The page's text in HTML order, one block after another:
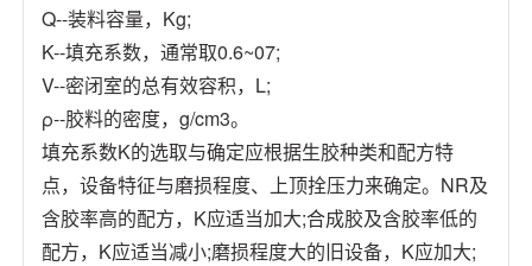
Q--装料容量，Kg;
K--填充系数，通常取0.6~07;
V--密闭室的总有效容积，L;
ρ--胶料的密度，g/cm3。
填充系数K的选取与确定应根据生胶种类和配方特
点，设备特征与磨损程度、上顶拴压力来确定。NR及
含胶率高的配方，K应适当加大;合成胶及含胶率低的
配方，K应适当减小;磨损程度大的旧设备，K应加大;